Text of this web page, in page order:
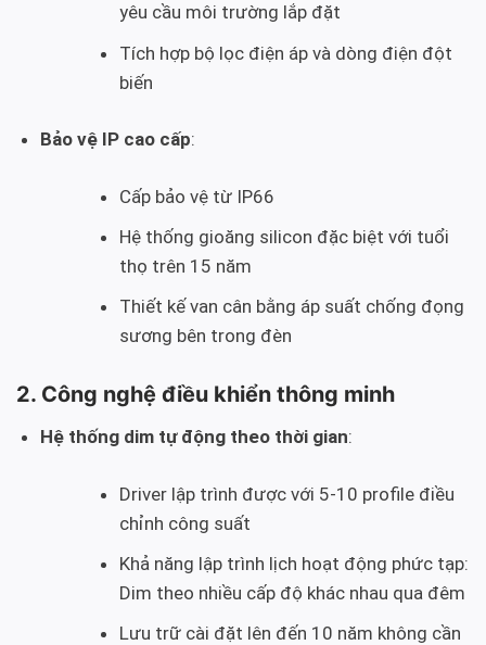
yêu cầu môi trường lắp đặt
Tích hợp bộ lọc điện áp và dòng điện đột
biến
Bảo vệ IP cao cấp:
Cấp bảo vệ từ IP66
Hệ thống gioăng silicon đặc biệt với tuổi
thọ trên 15 năm
Thiết kế van cân bằng áp suất chống đọng
sương bên trong đèn
2. Công nghệ điều khiển thông minh
Hệ thống dim tự động theo thời gian:
Driver lập trình được với 5-10 profile điều
chỉnh công suất
Khả năng lập trình lịch hoạt động phức tạp:
Dim theo nhiều cấp độ khác nhau qua đêm
Lưu trữ cài đặt lên đến 10 năm không cần